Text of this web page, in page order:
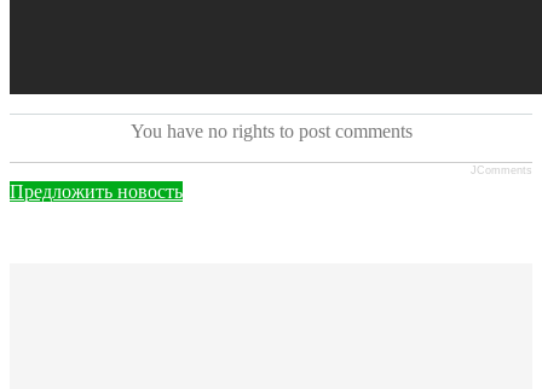
You have no rights to post comments
JComments
Предложить новость